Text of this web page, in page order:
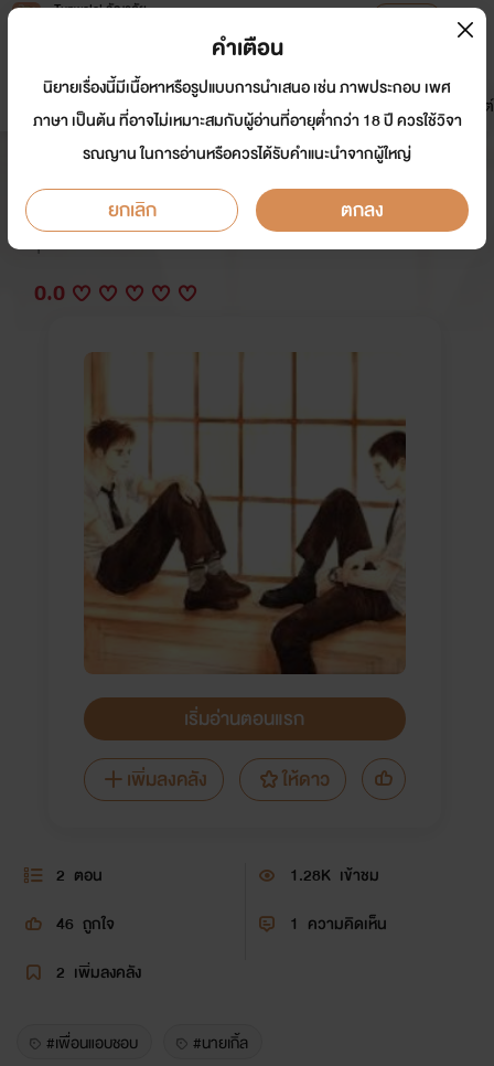
Tunwalai ธัญวลัย
หน้าแรก นิยาย อีบุ๊ก การ์ตูน
มาใหม่
ดรีมแชท ธัญลิสต์
เพื่อนแอบชอบ
นักเขียน: Finmarsha_zaza
Y
0.0
เริ่มอ่านตอนแรก
เพิ่มลงคลัง
ให้ดาว
2 ตอน 1.28K เข้าชม
46 ถูกใจ 1 ความคิดเห็น
2 เพิ่มลงคลัง
#เพื่อนแอบชอบ #นายเกิ้ล
คำเตือน
นิยายเรื่องนี้มีเนื้อหาหรือรูปแบบการนำเสนอ เช่น ภาพประกอบ เพศ
ภาษา เป็นต้น ที่อาจไม่เหมาะสมกับผู้อ่านที่อายุต่ำกว่า 18 ปี ควรใช้วิจา
รณญาน ในการอ่านหรือควรได้รับคำแนะนำจากผู้ใหญ่
ยกเลิก ตกลง